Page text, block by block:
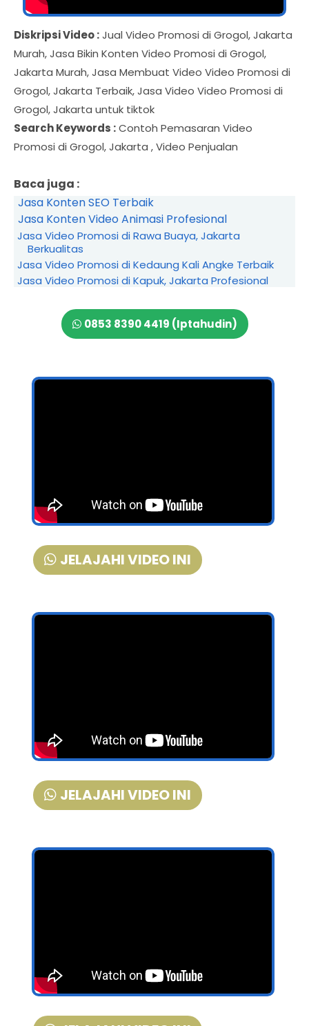
Diskripsi Video :Jual Video Promosi di Grogol, Jakarta
Murah, Jasa Bikin Konten Video Promosi di Grogol,
Jakarta Murah, Jasa Membuat Video Video Promosi di
Grogol, Jakarta Terbaik, Jasa Video Video Promosi di
Grogol, Jakarta untuk tiktok
Search Keywords :Contoh Pemasaran Video
Promosi di Grogol, Jakarta , Video Penjualan
Baca juga :
Jasa Konten SEO Terbaik
Jasa Konten Video Animasi Profesional
Jasa Video Promosi di Rawa Buaya, Jakarta
Berkualitas
Jasa Video Promosi di Kedaung Kali Angke Terbaik
Jasa Video Promosi di Kapuk, Jakarta Profesional
0853 8390 4419 (Iptahudin)
JELAJAHI VIDEO INI
JELAJAHI VIDEO INI